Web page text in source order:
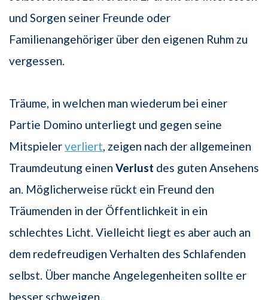
und Sorgen seiner Freunde oder
Familienangehöriger über den eigenen Ruhm zu
vergessen.
Träume, in welchen man wiederum bei einer
Partie Domino unterliegt und gegen seine
Mitspielerverliert, zeigen nach der allgemeinen
Traumdeutung einen Verlust des guten Ansehens
an. Möglicherweise rückt ein Freund den
Träumenden in der Öffentlichkeit in ein
schlechtes Licht. Vielleicht liegt es aber auch an
dem redefreudigen Verhalten des Schlafenden
selbst. Über manche Angelegenheiten sollte er
besser schweigen.